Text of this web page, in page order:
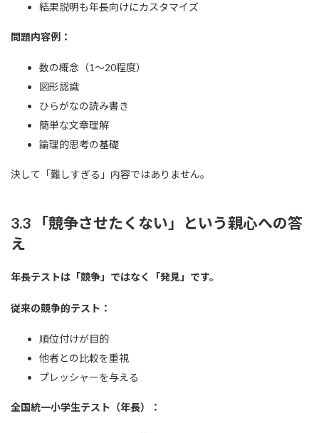
結果説明も年長向けにカスタマイズ
問題内容例：
数の概念（1〜20程度）
図形認識
ひらがなの読み書き
簡単な文章理解
論理的思考の基礎
決して「難しすぎる」内容ではありません。
3.3 「競争させたくない」という親心への答
え
年長テストは「競争」ではなく「発見」です。
従来の競争的テスト：
順位付けが目的
他者との比較を重視
プレッシャーを与える
全国統一小学生テスト（年長）：